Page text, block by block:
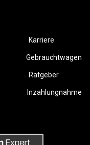
Karriere
Gebrauchtwagen
Ratgeber
Inzahlungnahme